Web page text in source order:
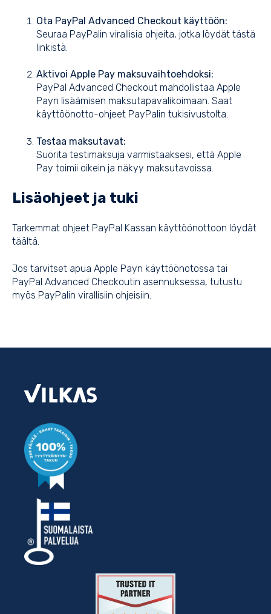
Ota PayPal Advanced Checkout käyttöön:
Seuraa PayPalin virallisia ohjeita, jotka löydät tästä
linkistä
Aktivoi Apple Pay maksuvaihtoehdoksi:
PayPal Advanced Checkout mahdollistaa Apple
Payn lisäämisen maksutapavalikoimaan. Saat
käyttöönotto-ohjeet PayPalin tukisivustolta.
Testaa maksutavat:
Suorita testimaksuja varmistaaksesi, että Apple
Pay toimii oikein ja näkyy maksutavoissa.
Lisäohjeet ja tuki
Tarkemmat ohjeet PayPal Kassan käyttöönottoon löydät
täältä.
Jos tarvitset apua Apple Payn käyttöönotossa tai
PayPal Advanced Checkoutin asennuksessa, tutustu
myös PayPalin virallisiin ohjeisiin.